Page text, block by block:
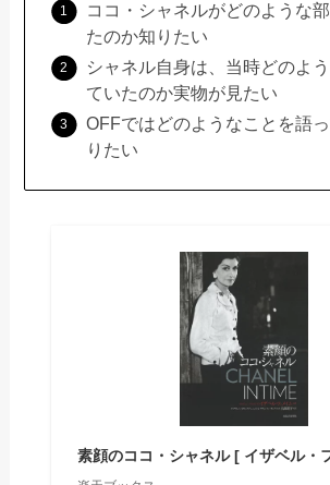
ココ・シャネルがどのような
たのか知りたい
シャネル自身は、当時どのよ
ていたのか実物が見たい
OFFではどのようなことを語
りたい
素顔のココ・シャネル [ イザベル・